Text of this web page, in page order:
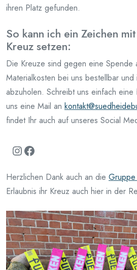
ihren Platz gefunden.
So kann ich ein Zeichen
Kreuz setzen:
Die Kreuze sind gegen eine
Materialkosten bei uns bestellbar und
abzuholen. Schreibt uns einfach
uns eine Mail an
findet Ihr auch auf unseres Social
Instagram Facebook
Herzlichen Dank auch an die
Erlaubnis ihr Kreuz auch hier in der